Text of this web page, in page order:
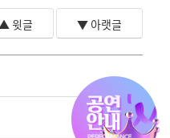
▲ 윗글 ▼ 아랫글